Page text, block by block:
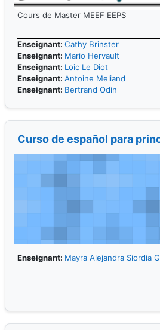
Cours de Master MEEF EEPS
Enseignant: Cathy Brinster
Enseignant: Mario Hervault
Enseignant: Loic Le Diot
Enseignant: Antoine Meliand
Enseignant: Bertrand Odin
Curso de español para
Enseignant: Mayra Alejandra Siordia